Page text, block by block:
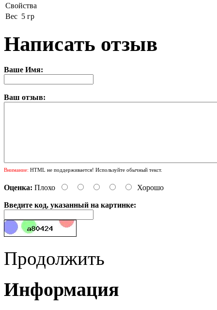
Свойства
Вес 5 гр
Написать отзыв
Ваше Имя:
Ваш отзыв:
Внимание: HTML не поддерживается! Используйте обычный текст.
Оценка: Плохо Хорошо
Введите код, указанный на картинке:
Продолжить
Информация